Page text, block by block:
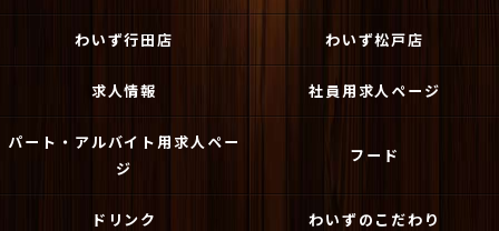
わいず行田店 わいず松戸店
求人情報 社員用求人ページ
パート・アルバイト用求人ペー
ジ
フード
ドリンク わいずのこだわり